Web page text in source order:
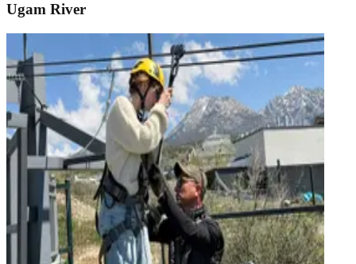
Ugam River